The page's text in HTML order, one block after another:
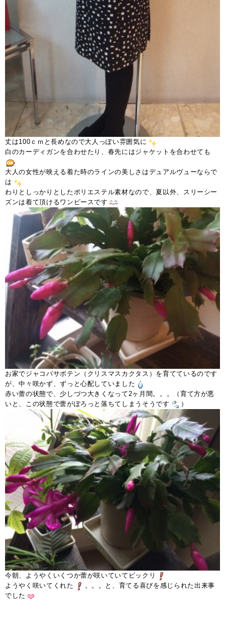
丈は100ｃｍと長めなので大人っぽい雰囲気に
白のカーディガンを合わせたり、春先にはジャケットを合わせても
大人の女性が映える着た時のラインの美しさはデュアルヴューならで
は
わりとしっかりとしたポリエステル素材なので、夏以外、スリーシー
ズンは着て頂けるワンピースです
お家でジャコバサボテン（クリスマスカクタス）を育てているのです
が、中々咲かず、ずっと心配していました
赤い蕾の状態で、少しづつ大きくなって2ヶ月間。。。（育て方が悪
いと、この状態で蕾がぽろっと落ちてしまうそうです
）
今朝、ようやくいくつか蕾が咲いていてビックリ
ようやく咲いてくれた
。。。と、育てる喜びを感じられた出来事
でした